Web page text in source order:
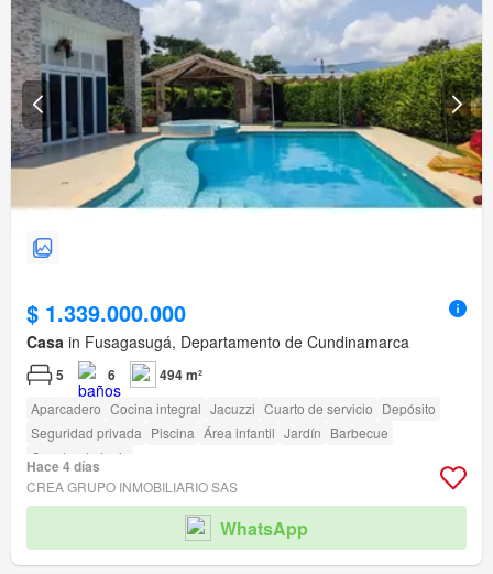
$ 1.339.000.000
Casa in Fusagasugá, Departamento de Cundinamarca
5 6 494 m²
Aparcadero Cocina integral Jacuzzi Cuarto de servicio Depósito
Seguridad privada Piscina Área infantil Jardín Barbecue
Cancha de tenis
Hace 4 días
CREA GRUPO INMOBILIARIO SAS
WhatsApp